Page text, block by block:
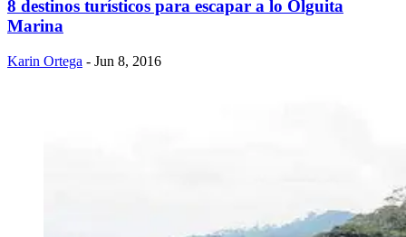
8 destinos turísticos para escapar a lo Olguita
Marina
Karin Ortega - Jun 8, 2016